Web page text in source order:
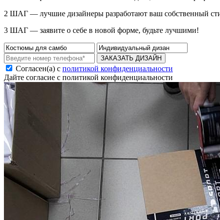
2 ШАГ — лучшие дизайнеры разработают ваш собственный
3 ШАГ — заявите о себе в новой форме, будьте лучшими!
ЗАКАЗАТЬ ДИЗАЙН
Согласен(а) с политикой конфиденциальности
Дайте согласие с политикой конфиденциальности